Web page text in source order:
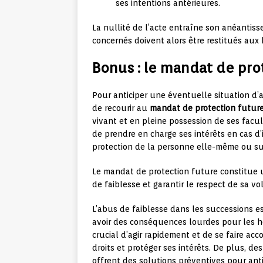
ses intentions antérieures.
La nullité de l’acte entraîne son
concernés doivent alors être restitués aux
Bonus : le mandat de
Pour anticiper une éventuelle situation
de recourir au mandat de protection
vivant et en pleine possession de ses
de prendre en charge ses intérêts en cas
protection de la personne elle-même ou
Le mandat de protection future constitue
de faiblesse et garantir le respect de sa
L’abus de faiblesse dans les
avoir des conséquences lourdes pour les
crucial d’agir rapidement et de se faire
droits et protéger ses intérêts. De plus,
offrent des solutions préventives pour